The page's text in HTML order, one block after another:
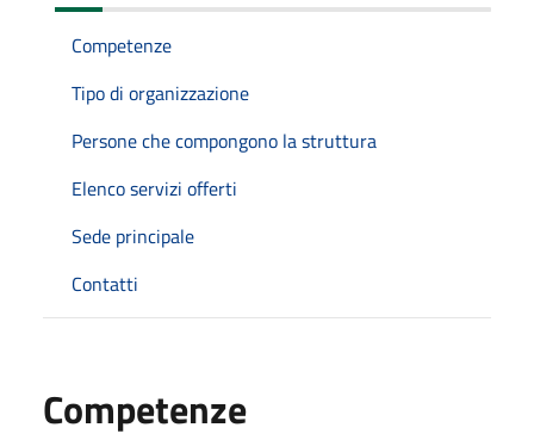
Competenze
Tipo di organizzazione
Persone che compongono la struttura
Elenco servizi offerti
Sede principale
Contatti
Competenze